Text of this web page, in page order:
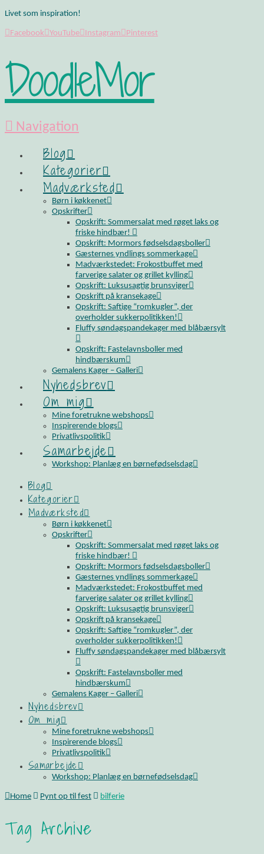
Livet som inspiration!
Facebook YouTube Instagram Pinterest
DoodleMor
Navigation
Blog
Kategorier
Madværksted
Børn i køkkenet
Opskrifter
Opskrift: Sommersalat med røget laks og
friske hindbær!
Opskrift: Mormors fødselsdagsboller
Gæsternes yndlings sommerkage
Madværkstedet: Frokostbuffet med
farverige salater og grillet kylling
Opskrift: Luksusagtig brunsviger
Opskrift på kransekage
Opskrift: Saftige “romkugler”, der
overholder sukkerpolitikken!
Fluffy søndagspandekager med blåbærsylt
Opskrift: Fastelavnsboller med
hindbærskum
Gemalens Kager – Galleri
Nyhedsbrev
Om mig
Mine foretrukne webshops
Inspirerende blogs
Privatlivspolitik
Samarbejde
Workshop: Planlæg en børnefødselsdag
Blog
Kategorier
Madværksted
Børn i køkkenet
Opskrifter
Opskrift: Sommersalat med røget laks og
friske hindbær!
Opskrift: Mormors fødselsdagsboller
Gæsternes yndlings sommerkage
Madværkstedet: Frokostbuffet med
farverige salater og grillet kylling
Opskrift: Luksusagtig brunsviger
Opskrift på kransekage
Opskrift: Saftige “romkugler”, der
overholder sukkerpolitikken!
Fluffy søndagspandekager med blåbærsylt
Opskrift: Fastelavnsboller med
hindbærskum
Gemalens Kager – Galleri
Nyhedsbrev
Om mig
Mine foretrukne webshops
Inspirerende blogs
Privatlivspolitik
Samarbejde
Workshop: Planlæg en børnefødselsdag
Home Pynt op til fest bilferie
Tag Archive